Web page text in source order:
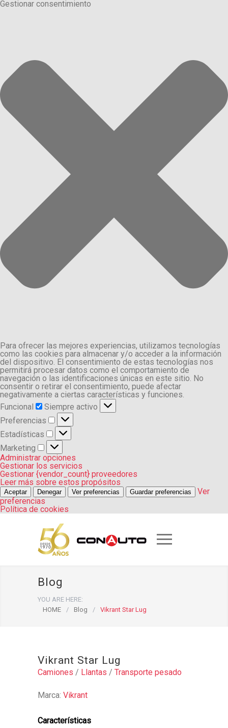
Gestionar consentimiento
Para ofrecer las mejores experiencias, utilizamos tecnologías
como las cookies para almacenar y/o acceder a la información
del dispositivo. El consentimiento de estas tecnologías nos
permitirá procesar datos como el comportamiento de
navegación o las identificaciones únicas en este sitio. No
consentir o retirar el consentimiento, puede afectar
negativamente a ciertas características y funciones.
Funcional
Funcional
Siempre activo
Preferencias
Preferencias
Estadísticas
Estadísticas
Marketing
Marketing
Administrar opciones
Gestionar los servicios
Gestionar {vendor_count} proveedores
Leer más sobre estos propósitos
Aceptar Denegar Ver preferencias Guardar preferencias
Ver
preferencias
Política de cookies
Blog
YOU ARE HERE:
HOME
/ Blog / Vikrant Star Lug
Vikrant Star Lug
Camiones / Llantas / Transporte pesado
Marca: Vikrant
Características